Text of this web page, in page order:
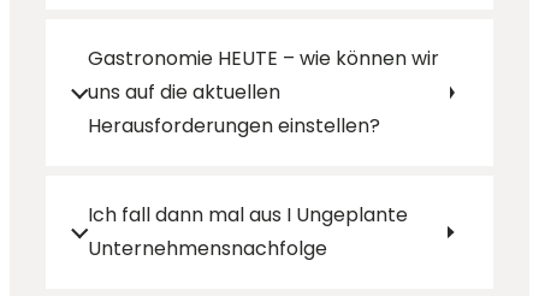
Gastronomie HEUTE – wie können wir
uns auf die aktuellen
Herausforderungen einstellen?
Ich fall dann mal aus I Ungeplante
Unternehmensnachfolge